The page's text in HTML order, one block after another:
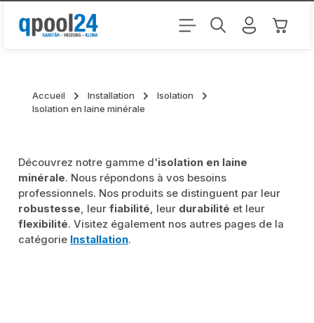
Passer au contenu principal Le
Accueil Installation
Isolation
Isolation en laine minérale
Découvrez notre gamme d'isolation en laine
minérale. Nous répondons à vos besoins
professionnels. Nos produits se distinguent par leur
robustesse, leurfiabilité, leur durabilité et leur
flexibilité. Visitez également nos autres pages de la
catégorie Installation.